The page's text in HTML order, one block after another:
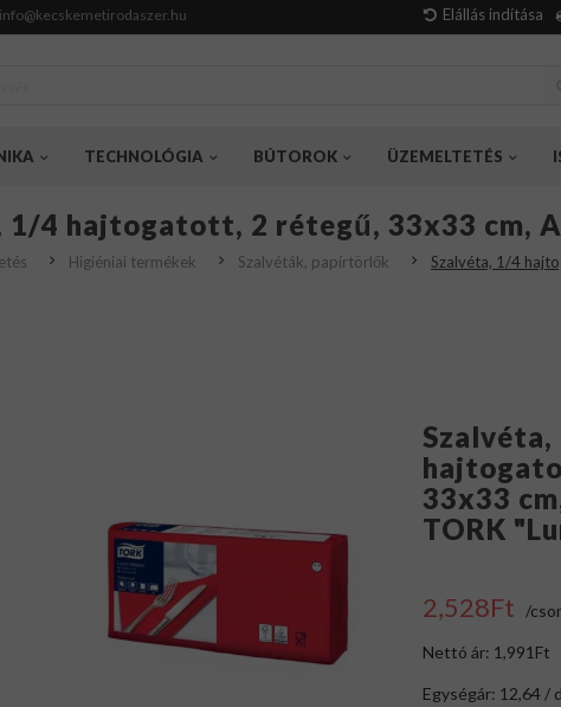
info@kecskemetirodaszer.hu Elállás indítása
TECHNOLÓGIA BÚTOROK ÜZEMELTETÉS
1/4 hajtogatott, 2 rétegű, 33x33 cm,
Higiéniai termékek Szalvéták, papírtörlők Szalvéta, 1/4
Szalvéta,
33x33
TORK
2,528Ft /
Nettó ár: 1,991Ft
Egységár: 12,64 /